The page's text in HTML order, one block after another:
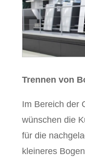
Trennen von
Im Bereich der
wünschen die
für die
kleineres